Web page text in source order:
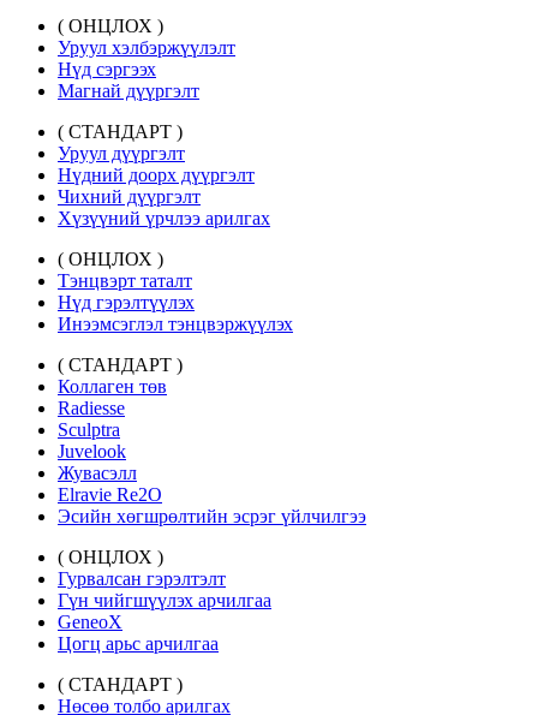
( ОНЦЛОХ )
Уруул хэлбэржүүлэлт
Нүд сэргээх
Магнай дүүргэлт
( СТАНДАРТ )
Уруул дүүргэлт
Нүдний доорх дүүргэлт
Чихний дүүргэлт
Хүзүүний үрчлээ арилгах
( ОНЦЛОХ )
Тэнцвэрт таталт
Нүд гэрэлтүүлэх
Инээмсэглэл тэнцвэржүүлэх
( СТАНДАРТ )
Коллаген төв
Radiesse
Sculptra
Juvelook
Жувасэлл
Elravie Re2O
Эсийн хөгшрөлтийн эсрэг үйлчилгээ
( ОНЦЛОХ )
Гурвалсан гэрэлтэлт
Гүн чийгшүүлэх арчилгаа
GeneoX
Цогц арьс арчилгаа
( СТАНДАРТ )
Нөсөө толбо арилгах